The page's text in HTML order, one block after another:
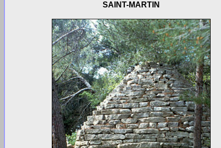
SAINT-MARTIN